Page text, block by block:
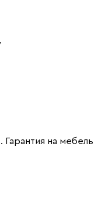
на мебель